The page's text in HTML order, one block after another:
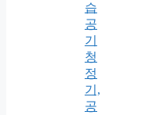
습
공
기
청
정
기,
공